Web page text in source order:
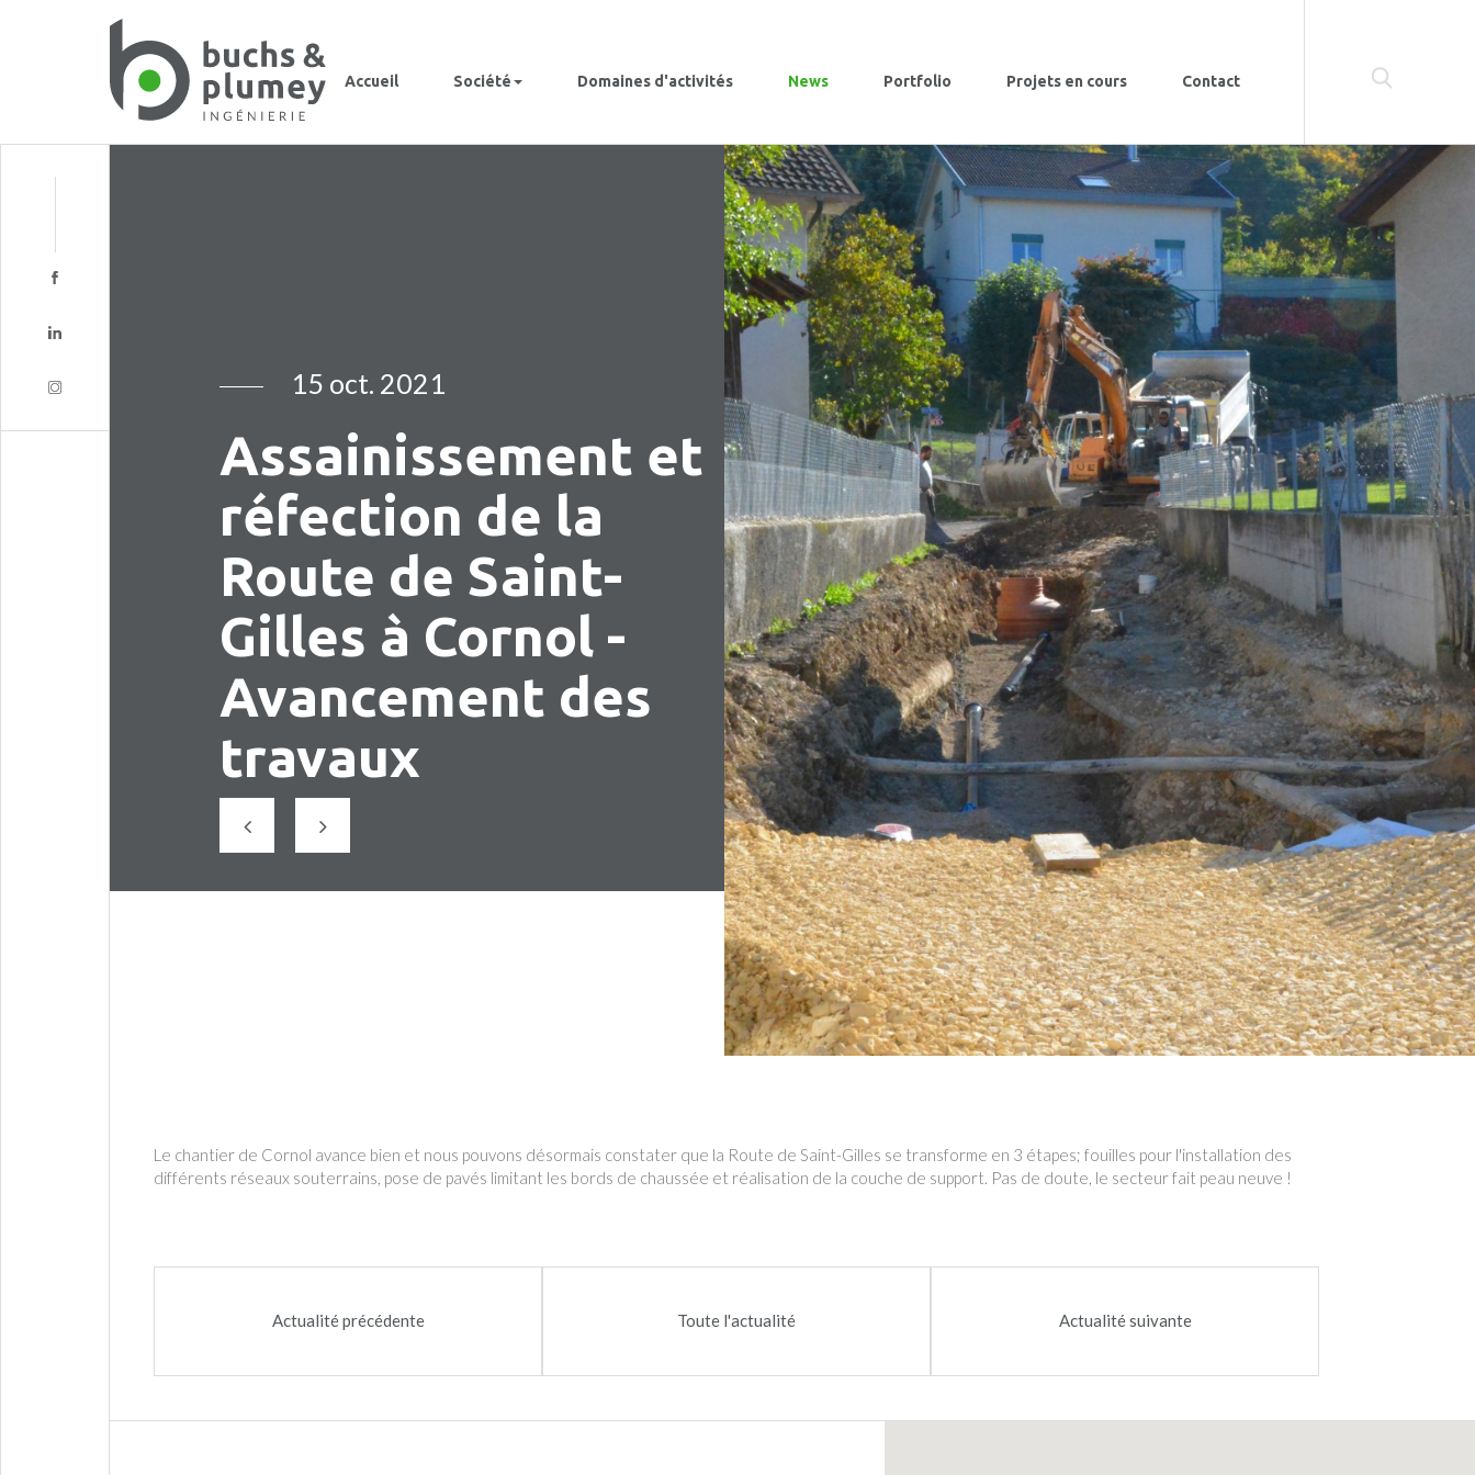
Accueil Société Domaines d'activités News Portfolio Projets en cours Contact
15 oct. 2021
Assainissement et
réfection de la
Route de Saint-
Gilles à Cornol -
Avancement des
travaux
PrécédentSuivant
Le chantier de Cornol avance bien et nous pouvons désormais constater que la Route de Saint-Gilles se transforme en 3 étapes; fouilles pour l'installation des
différents réseaux souterrains, pose de pavés limitant les bords de chaussée et réalisation de la couche de support. Pas de doute, le secteur fait peau neuve !
Actualité précédente Toute l'actualité Actualité suivante